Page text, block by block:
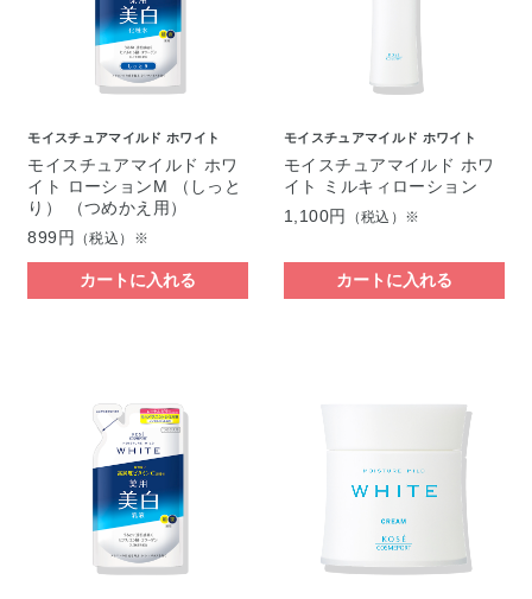
モイスチュアマイルド ホワイト
モイスチュアマイルド ホワ
イト ローションM （しっと
り） （つめかえ用）
899円
（税込）※
カートに入れる
モイスチュアマイルド ホワイト
モイスチュアマイルド ホワ
イト ミルキィローション
1,100円
（税込）※
カートに入れる